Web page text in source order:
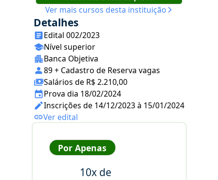
Ver mais cursos desta instituição
Detalhes
Edital 002/2023
Nível superior
Banca Objetiva
89 + Cadastro de Reserva vagas
Salários de R$ 2.210,00
Prova dia 18/02/2024
Inscrições de 14/12/2023 à 15/01/2024
Ver edital
Por Apenas
10x de